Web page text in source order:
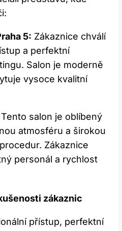
5: Zákaznice chválí
a perfektní
Salon je moderně
vysoce ⁤kvalitní
​Tento salon ⁣je oblíbený⁤
atmosféru a širokou
Zákaznice
personál ⁣a rychlost
zákaznic
přístup, perfektní